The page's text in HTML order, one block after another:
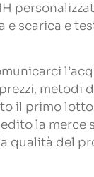
e scarica e
metodi
il primo
la merce
qualità del